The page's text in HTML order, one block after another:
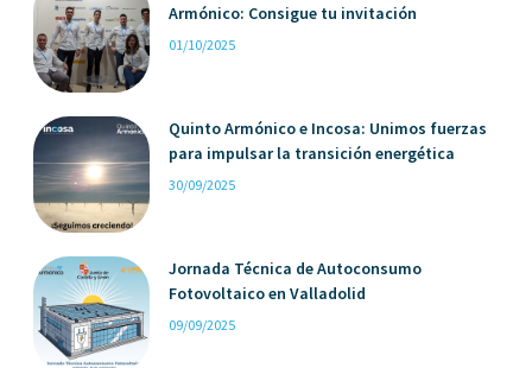
Armónico: Consigue tu invitación
01/10/2025
Quinto Armónico e Incosa: Unimos fuerzas
para impulsar la transición energética
30/09/2025
Jornada Técnica de Autoconsumo
Fotovoltaico en Valladolid
09/09/2025